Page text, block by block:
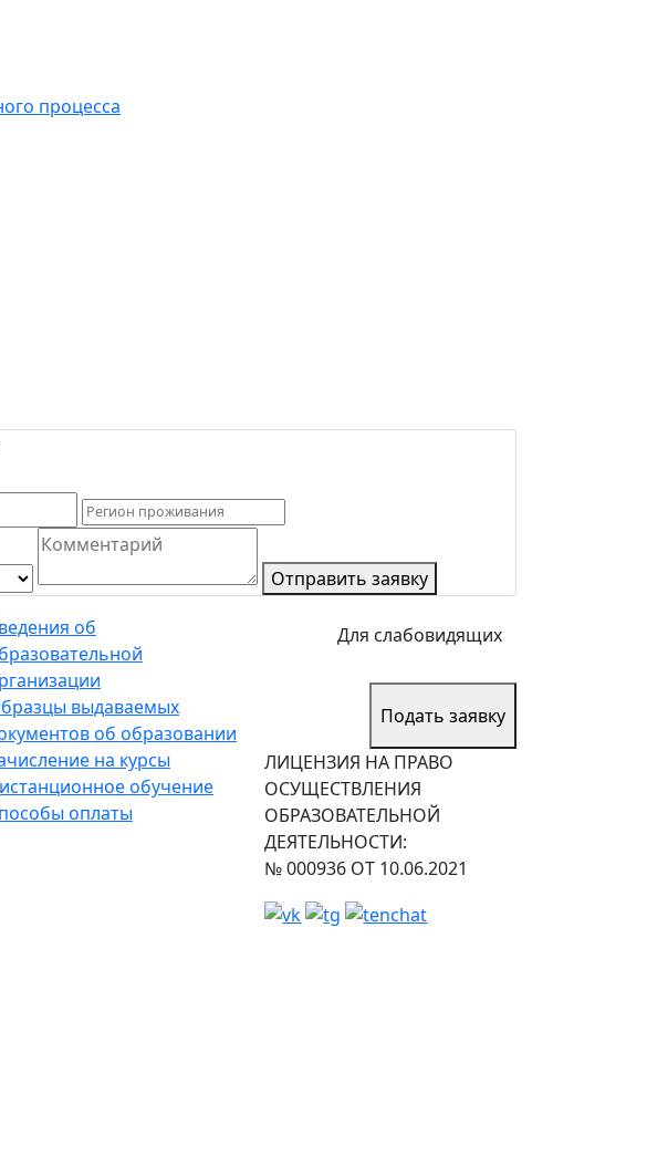
процесса
Отправить заявку
об
выдаваемых
об образовании
на курсы
обучение
оплаты
Для слабовидящих
Подать заявку
ЛИЦЕНЗИЯ НА ПРАВО
ОСУЩЕСТВЛЕНИЯ
ОБРАЗОВАТЕЛЬНОЙ
ДЕЯТЕЛЬНОСТИ:
№ 000936 ОТ 10.06.2021